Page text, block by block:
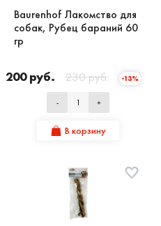
Baurenhof Лакомство для
собак, Рубец бараний 60
гр
200 руб. 230 руб. -13%
- +
В корзину